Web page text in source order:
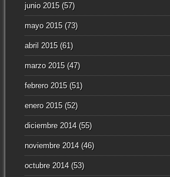
junio 2015(57)
mayo 2015(73)
abril 2015(61)
marzo 2015(47)
febrero 2015(51)
enero 2015(52)
diciembre 2014(55)
noviembre 2014(46)
octubre 2014(53)